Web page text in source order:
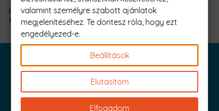
Iron Man
silhouette
8.490Ft
Original
price
was:
8.490 Ft.
7.990Ft Current
7.990 Ft.
-tól
Iratkozz fel és küldjük is az 1000 Ft értékű kuponod!
valamint személyre szabott ajánlatok
megjelenítéséhez. Te döntesz róla, hogy ezt
engedélyezed-e.
Beállítások
Elutasítom
Elfogadom